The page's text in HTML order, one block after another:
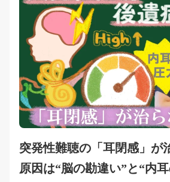
突発性難聴の「耳閉感」が
原因は“脳の勘違い”と“内